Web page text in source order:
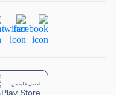
احصل عليه من
Play Store